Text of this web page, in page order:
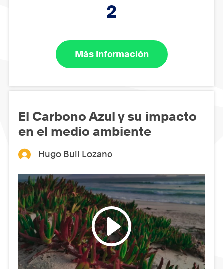
2
Más información
El Carbono Azul y su impacto
en el medio ambiente
Hugo Buil Lozano